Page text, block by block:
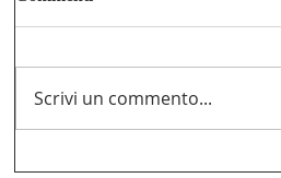
Scrivi un commento...